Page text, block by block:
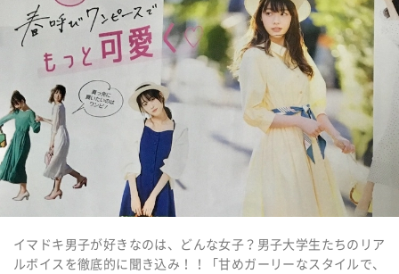
イマドキ男子が好きなのは、どんな女子？男子大学生たちのリア
ルボイスを徹底的に聞き込み！！「甘めガーリーなスタイルで、